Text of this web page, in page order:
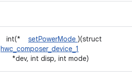
int(* setPowerMode )(struct
hwc_composer_device_1
*dev, int disp, int mode)